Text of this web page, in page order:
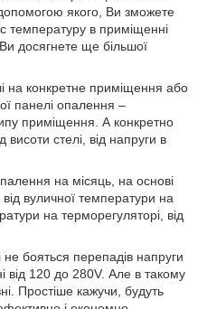
якого, Ви зможете
температуру в приміщенні
досягнете ще більшої
на конкретне приміщення або
панелі опалення –
приміщення. А конкретно
висоти стелі, від напруги в
на місяць, на основі
вуличної температури на
на терморегуляторі, від
бояться перепадів напруги
від 120 до 280V. Але в такому
Простіше кажучи, будуть